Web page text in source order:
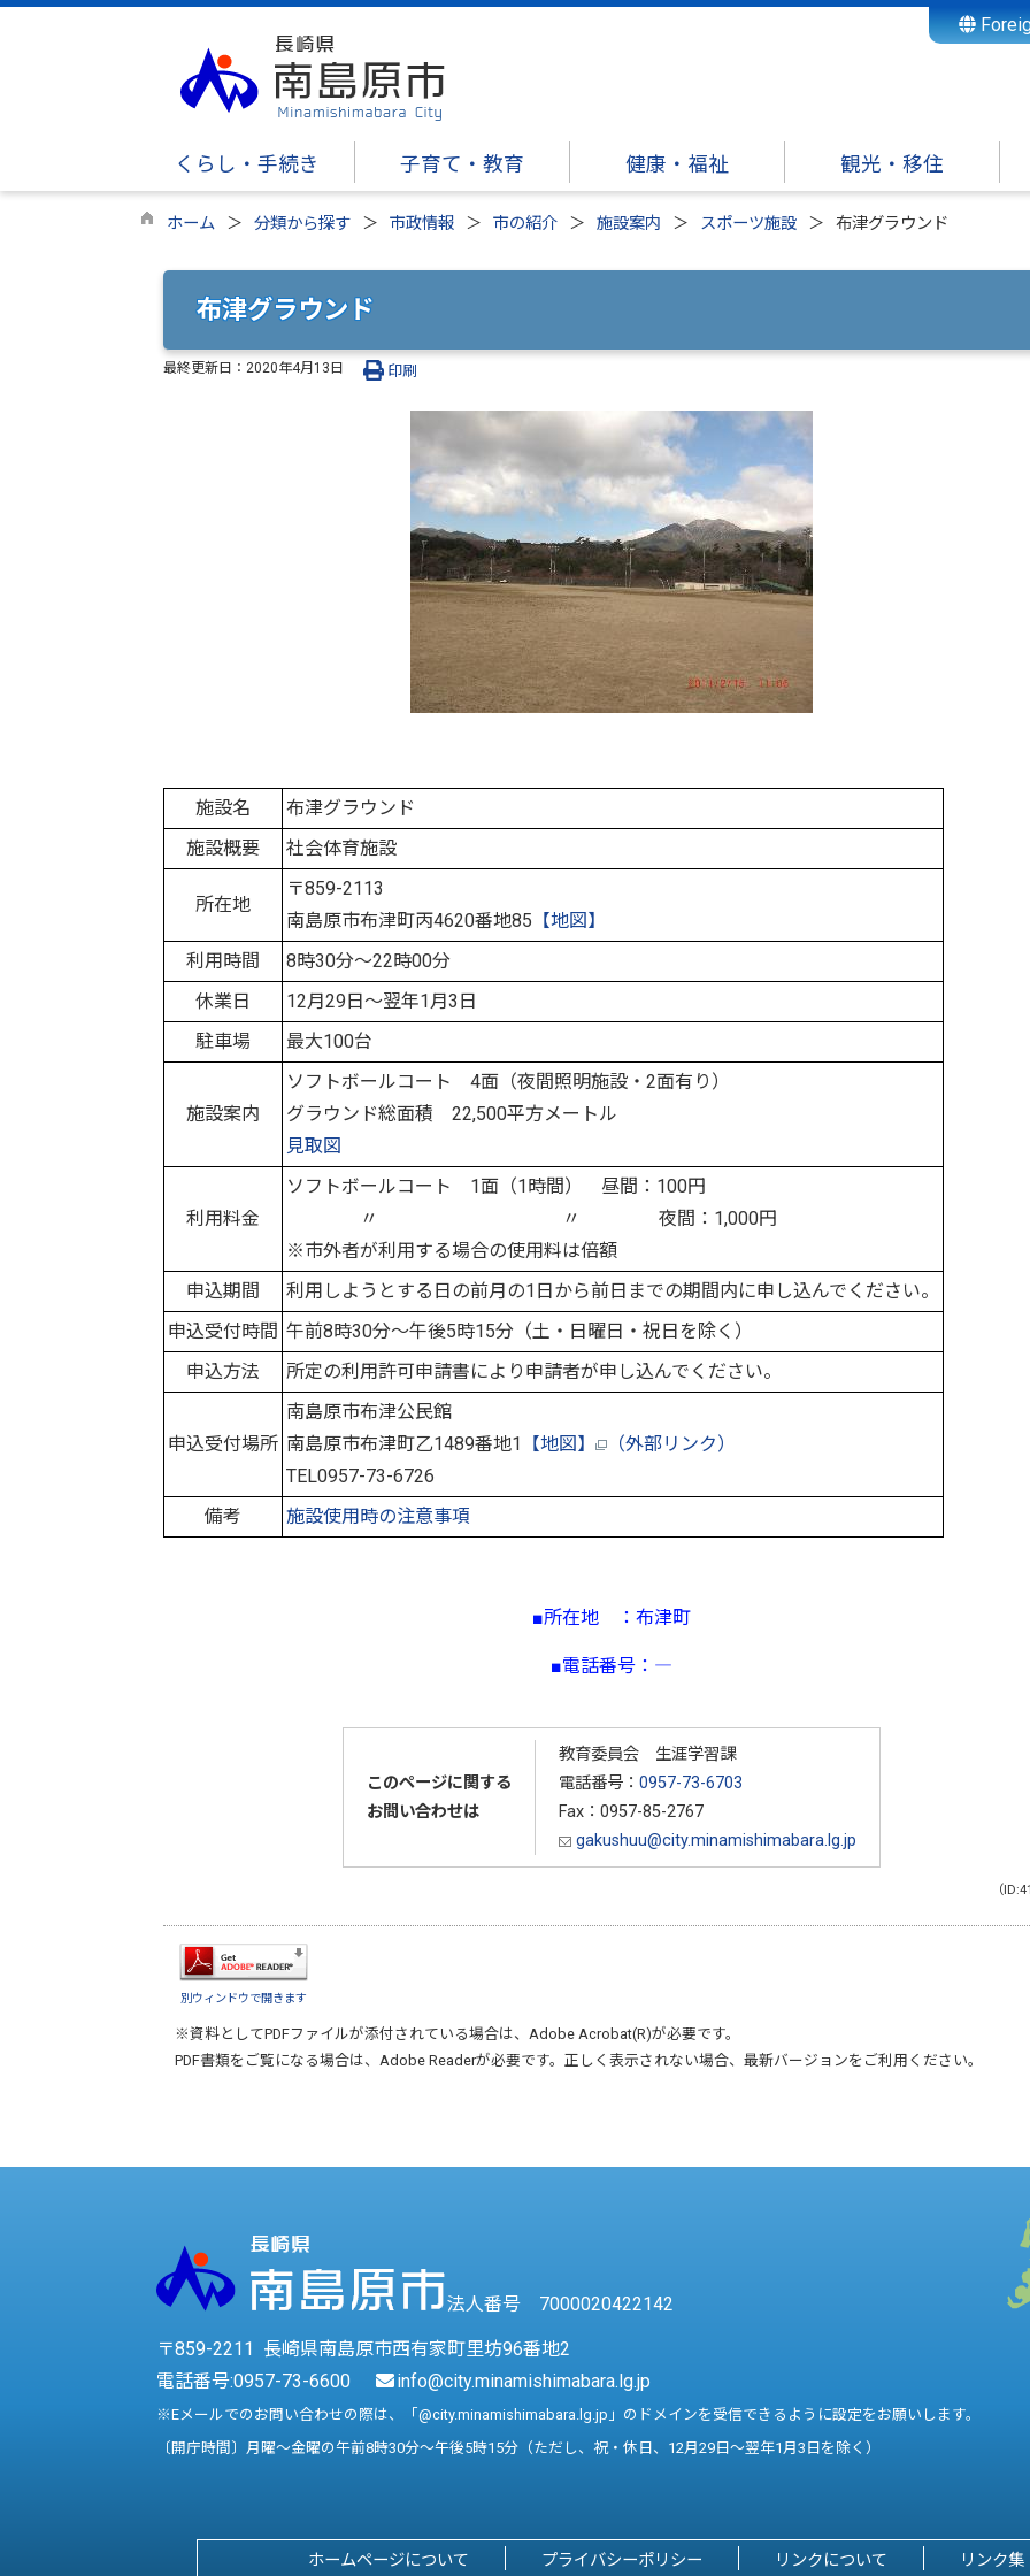
くらし・手続き 子育て・教育 健康・福祉 観光・移住
ホーム 分類から探す 市政情報 市の紹介 施設案内 スポーツ施設 布津グラウンド
布津グラウンド
最終更新日： 2020年4月13日 印刷
施設名
布津グラウンド
施設概要
社会体育施設
所在地
〒859-2113
南島原市布津町丙4620番地85 【地図】
利用時間
8時30分～22時00分
休業日
12月29日～翌年1月3日
駐車場
最大100台
施設案内
ソフトボールコート 4面（夜間照明施設・2面有り）
グラウンド総面積 22,500平方メートル
見取図
利用料金
ソフトボールコート 1面（1時間） 昼間：100円
〃 〃 夜間：1,000円
※市外者が利用する場合の使用料は倍額
申込期間
利用しようとする日の前月の1日から前日までの期間内に申し込んでください。
申込受付時間 午前8時30分～午後5時15分（土・日曜日・祝日を除く）
申込方法
所定の利用許可申請書により申請者が申し込んでください。
申込受付場所
南島原市布津公民館
南島原市布津町乙1489番地1
【地図】
（外部リンク）
TEL0957-73-6726
備考
施設使用時の注意事項
■所在地 ：布津町
■電話番号：―
このページに関する
お問い合わせは
教育委員会 生涯学習課
電話番号： 0957-73-6703
Fax：0957-85-2767
gakushuu@city.minamishimabara.lg.jp
（
別ウィンドウで開きます
※資料としてPDFファイルが添付されている場合は、 Adobe Acrobat(R)が必要です。
PDF書類をご覧になる場合は、 Adobe Readerが必要です。正しく表示されない場合、最新バージョンをご利用ください。
法人番号 7000020422142
〒859-2211 長崎県南島原市西有家町里坊96番地2
電話番号:0957-73-6600 info@city.minamishimabara.lg.jp
※Eメールでのお問い合わせの際は、「@city.minamishimabara.lg.jp」のドメインを受信できるように設定をお願いします。
〔開庁時間〕月曜～金曜の午前8時30分～午後5時15分（ただし、祝・休日、12月29日～翌年1月3日を除く）
ホームページについて プライバシーポリシー リンクについて リンク集